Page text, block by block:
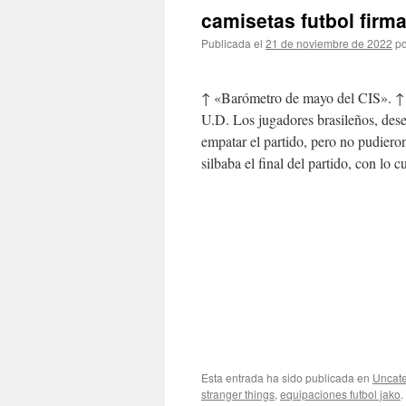
camisetas futbol
Publicada el 21 de noviembre de 2022
↑ «Barómetro de mayo del CIS».
U.D. Los jugadores brasileños,
empatar el partido, pero no
silbaba el final del partido, con lo
Esta entrada ha sido publicada en
stranger things, equipaciones futbol jako